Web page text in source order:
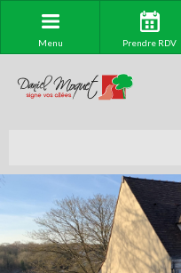
Menu Prendre RDV